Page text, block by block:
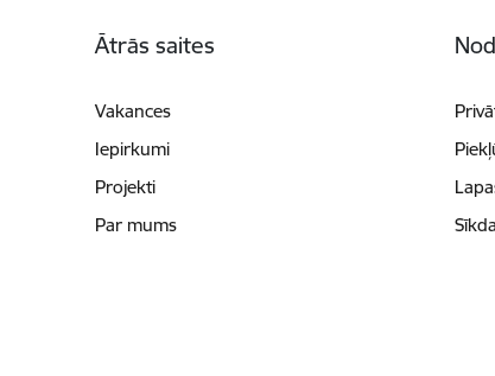
Ātrās saites
Vakances
Iepirkumi
Projekti
Par mums